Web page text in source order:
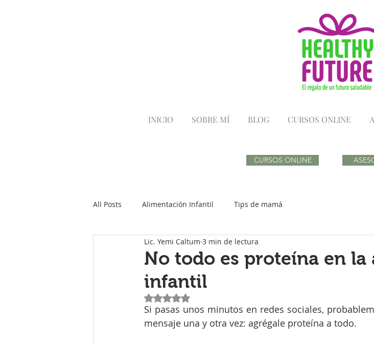
INICIO SOBRE MÍ BLOG CURSOS ONLINE
CURSOS ONLINE
All Posts Alimentación Infantil Tips de mamá
No todo es proteína en
infantil
Lic. Yemi Caltum 3 min de lectura
Obtuvo NaN de 5 estrellas.
Si pasas unos minutos en redes sociales,
mensaje una y otra vez: agrégale proteína a todo.